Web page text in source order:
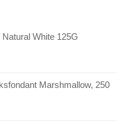
White 125G
Marshmallow, 250